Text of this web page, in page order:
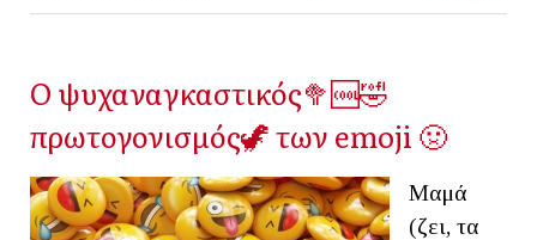
Ο ψυχαναγκαστικός🥦🆒🤣
πρωτογονισμός🦖 των emoji 🤢
Μαμά
(ζει, τα